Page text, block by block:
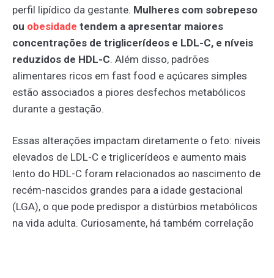
perfil lipídico da gestante. Mulheres com sobrepeso
ou obesidade tendem a apresentar maiores
concentrações de triglicerídeos e LDL-C, e níveis
reduzidos de HDL-C. Além disso, padrões
alimentares ricos em fast food e açúcares simples
estão associados a piores desfechos metabólicos
durante a gestação.
Essas alterações impactam diretamente o feto: níveis
elevados de LDL-C e triglicerídeos e aumento mais
lento do HDL-C foram relacionados ao nascimento de
recém-nascidos grandes para a idade gestacional
(LGA), o que pode predispor a distúrbios metabólicos
na vida adulta. Curiosamente, há também correlação